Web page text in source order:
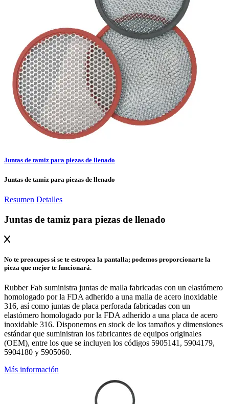
Juntas de tamiz para piezas de llenado
Juntas de tamiz para piezas de llenado
Resumen Detalles
Juntas de tamiz para piezas de llenado
No te preocupes si se te estropea la pantalla; podemos proporcionarte la
pieza que mejor te funcionará.
Rubber Fab suministra juntas de malla fabricadas con un elastómero
homologado por la FDA adherido a una malla de acero inoxidable
316, así como juntas de placa perforada fabricadas con un
elastómero homologado por la FDA adherido a una placa de acero
inoxidable 316. Disponemos en stock de los tamaños y dimensiones
estándar que suministran los fabricantes de equipos originales
(OEM), entre los que se incluyen los códigos 5905141, 5904179,
5904180 y 5905060.
Más información